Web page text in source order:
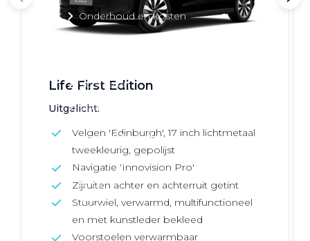
Onderhoud en kosten
Shuttel laadoplossingen
Voordelen
Veelgestelde vragen
Aanbod elektrisch
Volkswagen
Audi
Škoda
Life First Edition
Uitgelicht:
Velgen 'Edinburgh', 17 inch lichtmetaal
tweekleurig, gepolijst
Navigatie 'Innovision Pro'
Zijruiten achter en achterruit getint
Stuurwiel, verwarmd, multifunctioneel
en met kunstleder bekleed
Voorstoelen verwarmbaar